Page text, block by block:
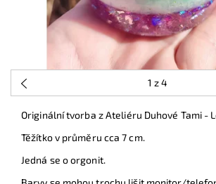
1 z 4
Originální tvorba z Ateliéru Duhové Tami -
Těžítko v průměru cca 7 cm.
Jedná se o orgonit.